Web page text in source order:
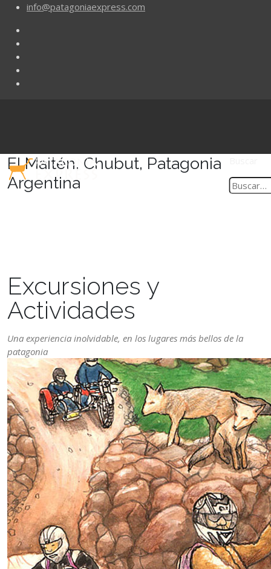
info@patagoniaexpress.com
El Maitén, Chubut, Patagonia
Argentina
Excursiones y
Actividades
Una experiencia inolvidable, en los lugares más bellos de la
patagonia